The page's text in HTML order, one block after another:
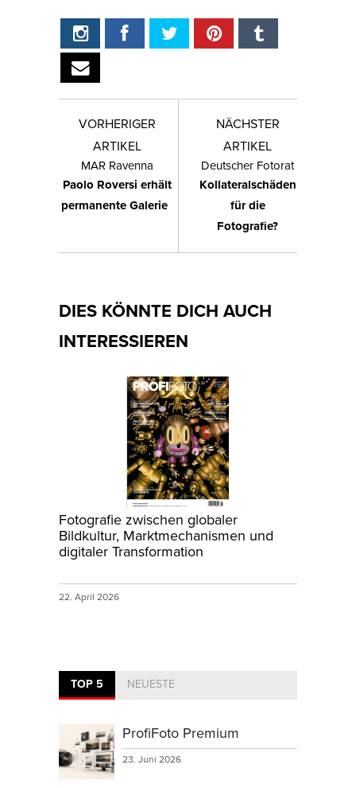
VORHERIGER
ARTIKEL
MAR Ravenna
Paolo Roversi erhält
permanente Galerie
NÄCHSTER
ARTIKEL
Deutscher Fotorat
Kollateralschäden
für die
Fotografie?
DIES KÖNNTE DICH AUCH
INTERESSIEREN
Fotografie zwischen globaler
Bildkultur, Marktmechanismen und
digitaler Transformation
22. April 2026
TOP 5 NEUESTE
ProfiFoto Premium
23. Juni 2026